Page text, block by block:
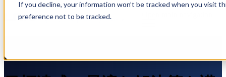
If you decline, your information won’t be tracked when you visit
preference not to be tracked.